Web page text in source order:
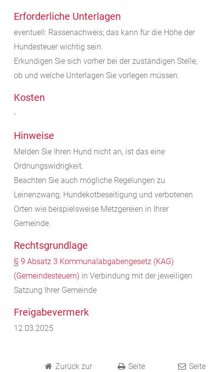
Erforderliche Unterlagen
eventuell: Rassenachweis; das kann für die Höhe der
Hundesteuer wichtig sein.
Erkundigen Sie sich vorher bei der zuständigen Stelle,
ob und welche Unterlagen Sie vorlegen müssen.
Kosten
-
Hinweise
Melden Sie Ihren Hund nicht an, ist das eine
Ordnungswidrigkeit.
Beachten Sie auch mögliche Regelungen zu
Leinenzwang, Hundekotbeseitigung und verbotenen
Orten wie beispielsweise Metzgereien in Ihrer
Gemeinde.
Rechtsgrundlage
§ 9 Absatz 3 Kommunalabgabengesetz (KAG)
(Gemeindesteuern) in Verbindung mit der jeweiligen
Satzung Ihrer Gemeinde
Freigabevermerk
12.03.2025
Zurück zur
Seite
Seite